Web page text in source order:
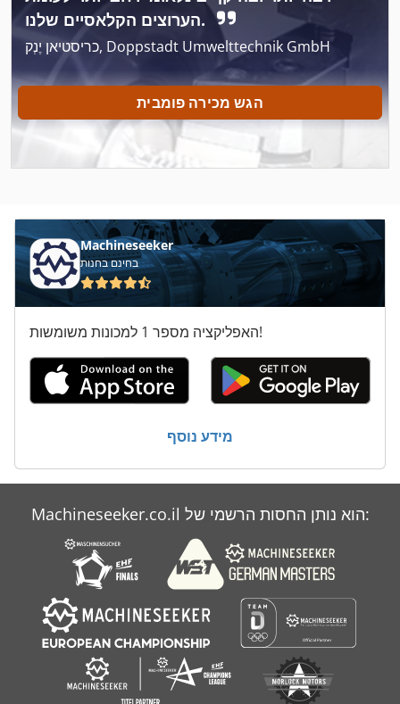
Atlas Copco Ga 30
Atlas Copco Ga 30 Ff
Atlas Copco Ga 308
Atlas Copco Ga 37
Atlas Copco Ga 45
Atlas Copco Ga 508
Atlas Copco Ga 55
Atlas Copco Ga 55 Vsd
Atlas Copco Ga 808
Atlas Copco Ga 90
Atlas Copco Qas
Atlas Copco Roc
Atlas Copco Xas
הערוצים הקלאסיים שלנו.
כריסטיאן יֶנְק, Doppstadt Umwelttechnik GmbH
הגש מכירה פומבית
Machineseeker
בחינם בחנות
האפליקציה מספר 1 למכונות משומשות!
מידע נוסף
Machineseeker.co.il הוא נותן החסות הרשמי של: